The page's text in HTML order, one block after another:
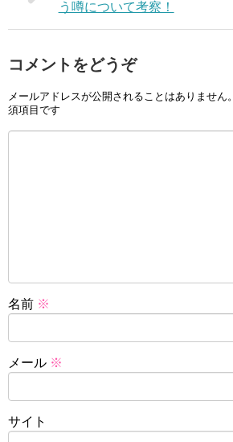
う噂について考察！
コメントをどうぞ
メールアドレスが公開されることはありません。
須項目です
名前 ※
メール ※
サイト